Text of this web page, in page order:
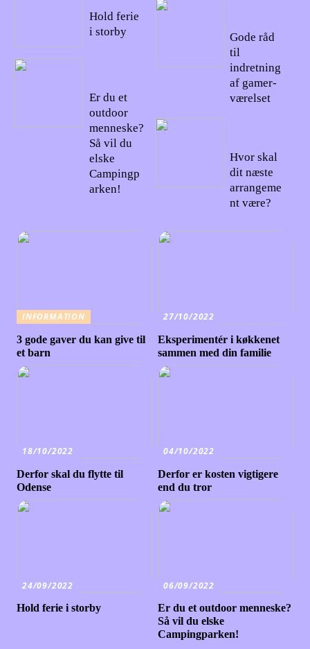
Hold ferie
i storby
Er du et
outdoor
menneske?
Så vil du
elske
Campingp
arken!
Gode råd
til
indretning
af gamer-
værelset
Hvor skal
dit næste
arrangeme
nt være?
INFORMATION
3 gode gaver du kan give til
et barn
27/10/2022
Eksperimentér i køkkenet
sammen med din familie
18/10/2022
Derfor skal du flytte til
Odense
04/10/2022
Derfor er kosten vigtigere
end du tror
24/09/2022
Hold ferie i storby
06/09/2022
Er du et outdoor menneske?
Så vil du elske
Campingparken!